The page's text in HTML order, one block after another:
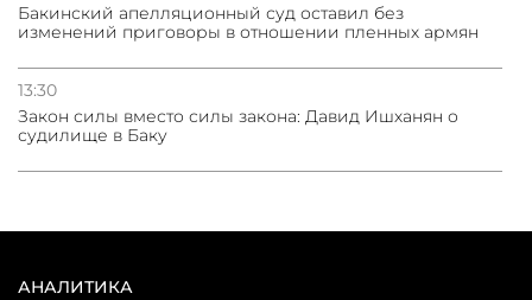
Бакинский апелляционный суд оставил без
изменений приговоры в отношении пленных армян
13:30
Закон силы вместо силы закона: Давид Ишханян о
судилище в Баку
АНАЛИТИКА